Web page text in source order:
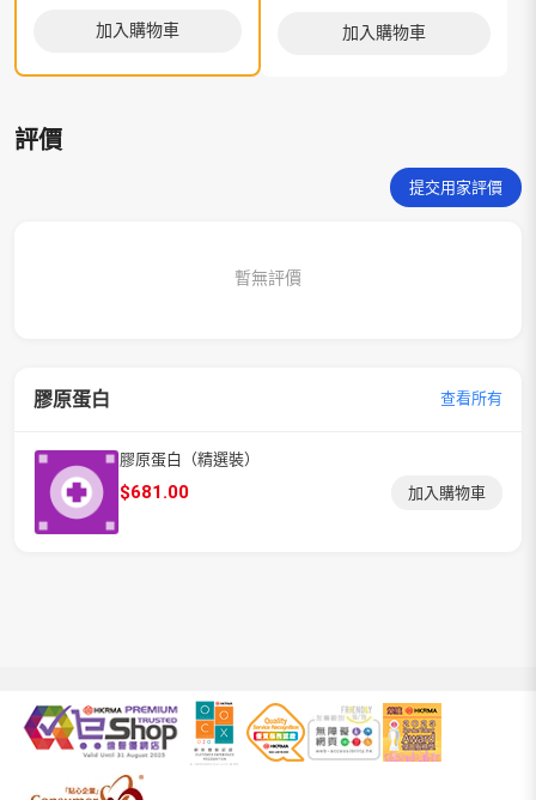
加入購物車 加入購物車
評價
提交用家評價
暫無評價
膠原蛋白 查看所有
膠原蛋白（精選裝）
$681.00 加入購物車